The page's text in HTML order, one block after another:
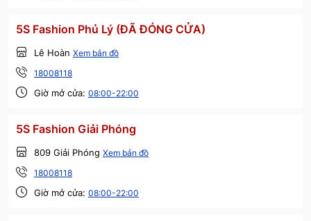
5S Fashion Phủ Lý (ĐÃ ĐÓNG CỬA)
Lê Hoàn Xem bản đồ
18008118
Giờ mở cửa: 08:00-22:00
5S Fashion Giải Phóng
809 Giải Phóng Xem bản đồ
18008118
Giờ mở cửa: 08:00-22:00